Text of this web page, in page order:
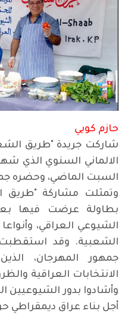
حازم كويي
شاركت جريدة "طريق
الالماني السنوي الذي
السبت الماضي، وحضره
وتمثلت مشاركة "طريق
بطاولة عرضت فيها
الشيوعي العراقي،
الشعبية. وقد استقطبت
جمهور المهرجان،
الانتخابات العراقية
وأشادوا بدور الشيوعيين
أجل بناء عراق ديمقراطي